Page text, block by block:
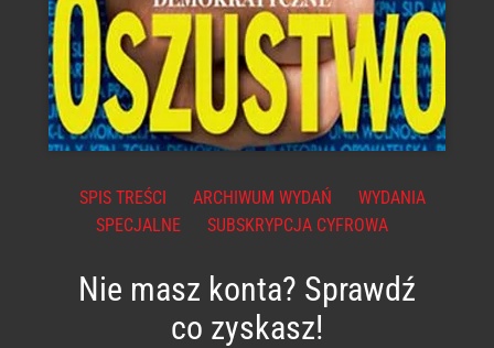
SPIS TREŚCI ARCHIWUM WYDAŃ
WYDANIA
SPECJALNE
SUBSKRYPCJA CYFROWA
Nie masz konta? Sprawdź
co zyskasz!